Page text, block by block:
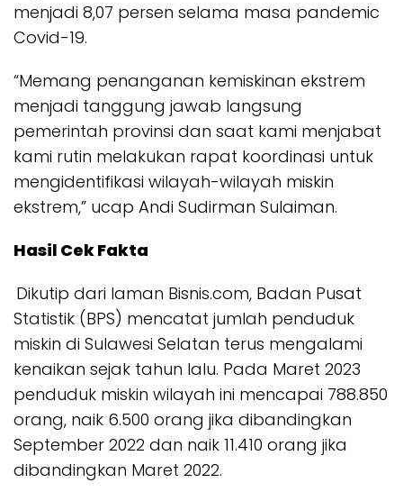
menjadi 8,07 persen selama masa pandemic
Covid-19.
“Memang penanganan kemiskinan ekstrem
menjadi tanggung jawab langsung
pemerintah provinsi dan saat kami menjabat
kami rutin melakukan rapat koordinasi untuk
mengidentifikasi wilayah-wilayah miskin
ekstrem,” ucap Andi Sudirman Sulaiman.
Hasil Cek Fakta
Dikutip dari laman Bisnis.com, Badan Pusat
Statistik (BPS) mencatat jumlah penduduk
miskin di Sulawesi Selatan terus mengalami
kenaikan sejak tahun lalu. Pada Maret 2023
penduduk miskin wilayah ini mencapai 788.850
orang, naik 6.500 orang jika dibandingkan
September 2022 dan naik 11.410 orang jika
dibandingkan Maret 2022.